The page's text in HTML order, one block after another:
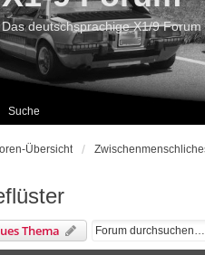
Suche
Das deutschsprachige X1/9 Forum
Übersicht
Thema